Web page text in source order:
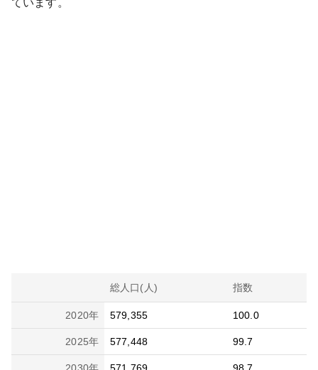
ています。
総人口(人) 指数
2020年 579,355 100.0
2025年 577,448 99.7